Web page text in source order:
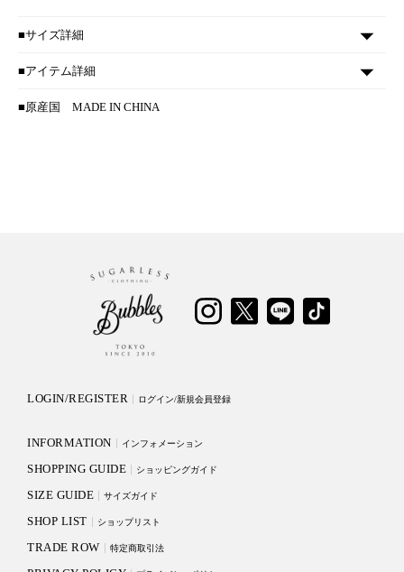
■サイズ詳細
■アイテム詳細
■原産国 MADE IN CHINA
LOGIN/REGISTER ログイン/新規会員登録
INFORMATION インフォメーション
SHOPPING GUIDE ショッピングガイド
SIZE GUIDE サイズガイド
SHOP LIST ショップリスト
TRADE ROW 特定商取引法